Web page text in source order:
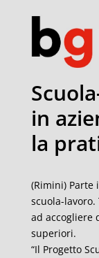
in
la
(Rimini) Parte
scuola-
ad accogliere
superiori.
“Il Progetto